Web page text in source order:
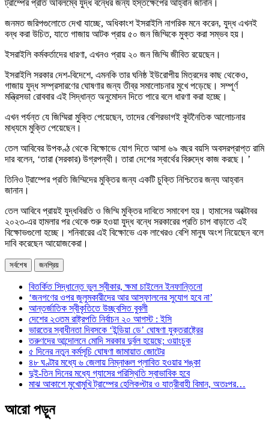
ট্রাম্পের প্রতি অবিলম্বে যুদ্ধ বন্ধের জন্য হস্তক্ষেপের আহ্বান জানান।
জনমত জরিপগুলোতে দেখা যাচ্ছে, অধিকাংশ ইসরাইলি নাগরিক মনে করেন, যুদ্ধ এখনই
বন্ধ করা উচিত, যাতে গাজায় আটক প্রায় ৫০ জন জিম্মিকে মুক্ত করা সম্ভব হয়।
ইসরাইলি কর্মকর্তাদের ধারণা, এখনও প্রায় ২০ জন জিম্মি জীবিত রয়েছেন।
ইসরাইলি সরকার দেশ-বিদেশে, এমনকি তার ঘনিষ্ঠ ইউরোপীয় মিত্রদের কাছ থেকেও,
গাজায় যুদ্ধ সম্প্রসারণের ঘোষণার জন্য তীব্র সমালোচনার মুখে পড়েছে। সম্পূর্ণ
মন্ত্রিসভা রোববার এই সিদ্ধান্ত অনুমোদন দিতে পারে বলে ধারণা করা হচ্ছে।
এখন পর্যন্ত যে জিম্মিরা মুক্তি পেয়েছেন, তাদের বেশিরভাগই কূটনৈতিক আলোচনার
মাধ্যমে মুক্তি পেয়েছেন।
তেল আবিবের উপকণ্ঠ থেকে বিক্ষোভে যোগ দিতে আসা ৬৯ বছর বয়সি অবসরপ্রাপ্ত রামি
দার বলেন, ‘তারা (সরকার) উগ্রপন্থী। তারা দেশের স্বার্থের বিরুদ্ধে কাজ করছে। ’
তিনিও ট্রাম্পের প্রতি জিম্মিদের মুক্তির জন্য একটি চুক্তি নিশ্চিতের জন্য আহ্বান
জানান।
তেল আবিবে প্রায়ই যুদ্ধবিরতি ও জিম্মি মুক্তির দাবিতে সমাবেশ হয়। হামাসের অক্টোবর
২০২৩-এর হামলার পর থেকে শুরু হওয়া যুদ্ধ বন্ধে সরকারের প্রতি চাপ বাড়াতে এই
বিক্ষোভগুলো হচ্ছে। শনিবারের এই বিক্ষোভে এক লাখেরও বেশি মানুষ অংশ নিয়েছেন বলে
দাবি করেছেন আয়োজকেরা।
সর্বশেষ জনপ্রিয়
বিতর্কিত সিদ্ধান্তে ভুল স্বীকার, ক্ষমা চাইলেন ইনফান্তিনো
‘জনগণের ওপর জুলুমকারীদের আর আস্ফালনের সুযোগ হবে না’
আন্তর্জাতিক স্বীকৃতিতে উচ্ছ্বসিত বুবলী
দেশের ২৩তম রাষ্ট্রপতি নির্বাচন ২০ আগস্ট : ইসি
ভারতের স্বাধীনতা দিবসকে ‘ইন্ডিয়া ডে’ ঘোষণা যুক্তরাষ্ট্রের
তরুণদের আন্দোলনে মোদি সরকার দুর্বল হয়েছে: ওয়াংচুক
৫ দিনের নতুন কর্মসূচি ঘোষণা জামায়াত জোটের
৪৮ ঘণ্টার মধ্যে ৬ জেলায় নিম্নাঞ্চল প্লাবিত হওয়ার শঙ্কা
দুই-তিন দিনের মধ্যে গ্যাসের পরিস্থিতি স্বাভাবিক হবে
মাঝ আকাশে মুখোমুখি ট্রাম্পের হেলিকপ্টার ও যাত্রীবাহী বিমান, অতঃপর…
আরো পড়ুন